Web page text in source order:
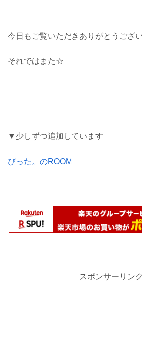
今日もご覧いただきありがとうござ
それではまた☆
▼少しずつ追加しています
びった。のROOM
スポンサーリンク